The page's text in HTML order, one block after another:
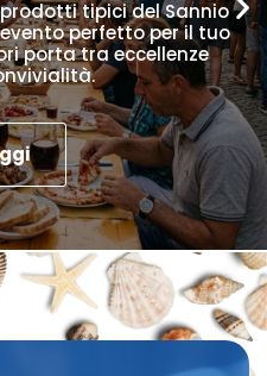
tipici del Sannio
perfetto per il tuo
porta tra eccellenze